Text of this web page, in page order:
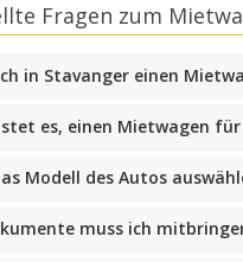
Fragen zum
in Stavanger einen
es, einen Mietwagen
Modell des Autos
muss ich